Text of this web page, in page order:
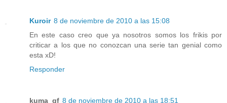
Kuroir 8 de noviembre de 2010 a las 15:08
En este caso creo que ya nosotros somos los frikis por
criticar a los que no conozcan una serie tan genial como
esta xD!
Responder
kuma_gf 8 de noviembre de 2010 a las 18:51